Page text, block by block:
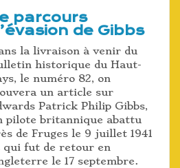
parcours
de Gibbs
la livraison à venir du
historique du Haut-
le numéro 82, on
un article sur
Patrick Philip Gibbs,
pilote britannique abattu
de Fruges le 9 juillet 1941
qui fut de retour en
le 17 septembre.